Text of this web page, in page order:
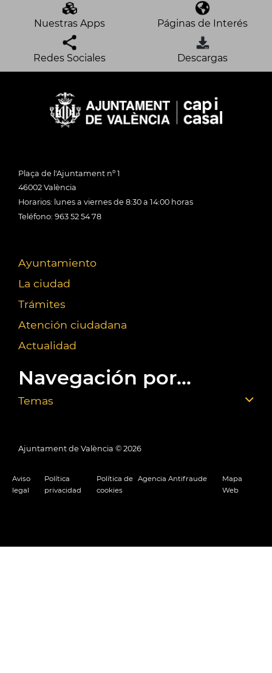
Nuestras Apps Páginas de Interés
Redes Sociales Descargas
Plaça de l'Ajuntament nº 1
46002 València
Horarios: lunes a viernes de 8:30 a 14:00 horas
Teléfono: 963 52 54 78
Ayuntamiento
La ciudad
Trámites
Atención ciudadana
Actualidad
Navegación por...
Temas
Ajuntament de València © 2026
Aviso
legal
Política
privacidad
Política de
cookies
Agencia Antifraude
Mapa
Web